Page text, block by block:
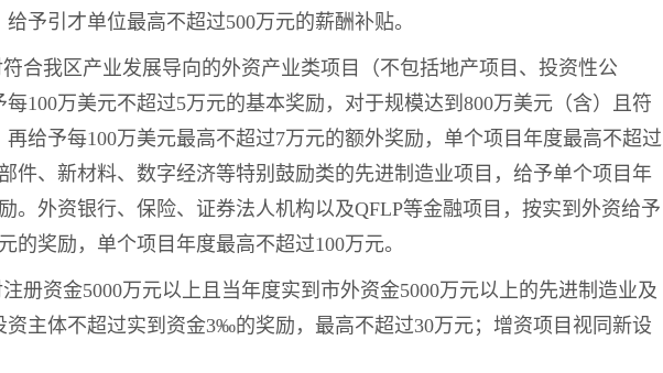
予引才单位最高不超过500万元的薪酬补贴。
合我区产业发展导向的外资产业类项目（不包括地产项目、投资性公
100万美元不超过5万元的基本奖励，对于规模达到800万美元（含）且符
给予每100万美元最高不超过7万元的额外奖励，单个项目年度最高不超过
件、新材料、数字经济等特别鼓励类的先进制造业项目，给予单个项目年
。外资银行、保险、证券法人机构以及QFLP等金融项目，按实到外资给予
的奖励，单个项目年度最高不超过100万元。
册资金5000万元以上且当年度实到市外资金5000万元以上的先进制造业及
资主体不超过实到资金3‰的奖励，最高不超过30万元；增资项目视同新设